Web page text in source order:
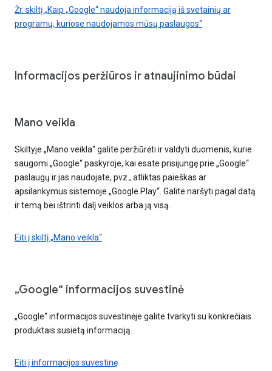
Žr. skiltį „Kaip „Google“ naudoja informaciją iš svetainių ar
programų, kuriose naudojamos mūsų paslaugos“
Informacijos peržiūros ir atnaujinimo būdai
Mano veikla
Skiltyje „Mano veikla“ galite peržiūrėti ir valdyti duomenis, kurie
saugomi „Google“ paskyroje, kai esate prisijungę prie „Google“
paslaugų ir jas naudojate, pvz., atliktas paieškas ar
apsilankymus sistemoje „Google Play“. Galite naršyti pagal datą
ir temą bei ištrinti dalį veiklos arba ją visą.
Eiti į skiltį „Mano veikla“
„Google“ informacijos suvestinė
„Google“ informacijos suvestinėje galite tvarkyti su konkrečiais
produktais susietą informaciją.
Eiti į informacijos suvestinę